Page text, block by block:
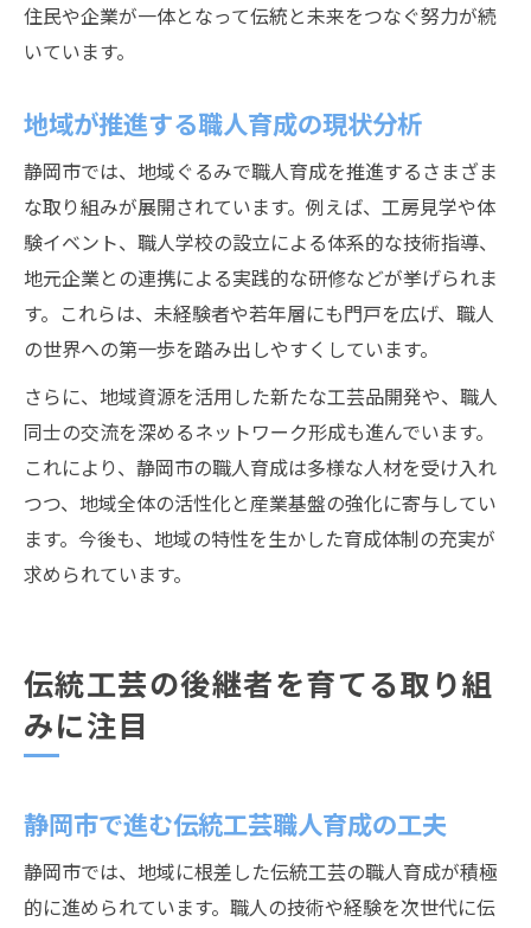
住民や企業が一体となって伝統と未来をつなぐ努力が続
いています。
地域が推進する職人育成の現状分析
静岡市では、地域ぐるみで職人育成を推進するさまざま
な取り組みが展開されています。例えば、工房見学や体
験イベント、職人学校の設立による体系的な技術指導、
地元企業との連携による実践的な研修などが挙げられま
す。これらは、未経験者や若年層にも門戸を広げ、職人
の世界への第一歩を踏み出しやすくしています。
さらに、地域資源を活用した新たな工芸品開発や、職人
同士の交流を深めるネットワーク形成も進んでいます。
これにより、静岡市の職人育成は多様な人材を受け入れ
つつ、地域全体の活性化と産業基盤の強化に寄与してい
ます。今後も、地域の特性を生かした育成体制の充実が
求められています。
伝統工芸の後継者を育てる取り組
みに注目
静岡市で進む伝統工芸職人育成の工夫
静岡市では、地域に根差した伝統工芸の職人育成が積極
的に進められています。職人の技術や経験を次世代に伝